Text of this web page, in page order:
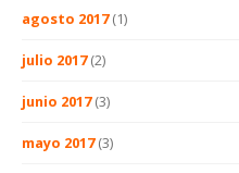
agosto 2017(1)
julio 2017(2)
junio 2017(3)
mayo 2017(3)